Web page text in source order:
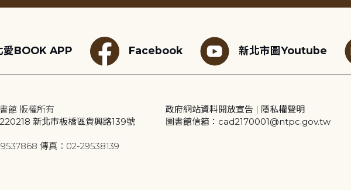
愛BOOK APP Facebook 新北市圖Youtube
館 版權所有
新北市板橋區貴興路139號
傳真：02-29538139
政府網站資料開放宣告 | 隱私權聲明
圖書館信箱：cad2170001@ntpc.gov.tw